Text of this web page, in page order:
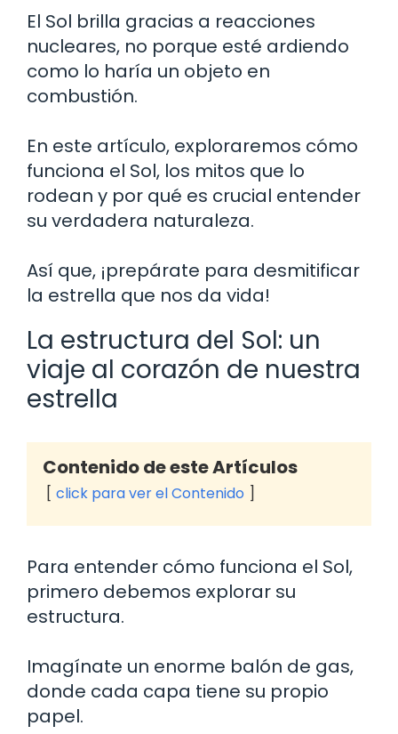
El Sol brilla gracias a reacciones
nucleares, no porque esté ardiendo
como lo haría un objeto en
combustión.
En este artículo, exploraremos cómo
funciona el Sol, los mitos que lo
rodean y por qué es crucial entender
su verdadera naturaleza.
Así que, ¡prepárate para desmitificar
la estrella que nos da vida!
La estructura del Sol: un
viaje al corazón de nuestra
estrella
Contenido de este Artículos
click para ver el Contenido
Para entender cómo funciona el Sol,
primero debemos explorar su
estructura.
Imagínate un enorme balón de gas,
donde cada capa tiene su propio
papel.